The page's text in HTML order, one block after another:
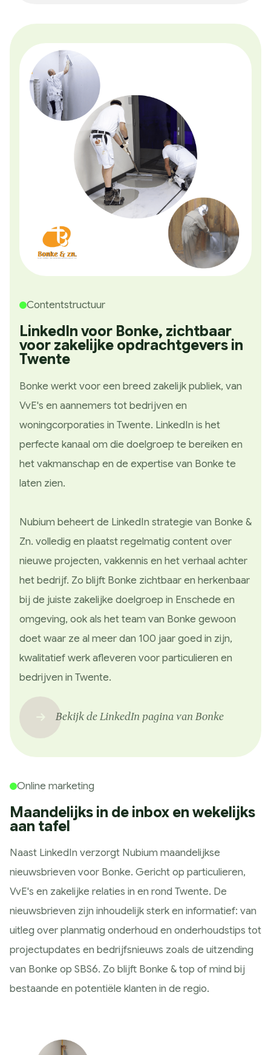
Contentstructuur
LinkedIn voor Bonke, zichtbaar
voor zakelijke opdrachtgevers in
Twente
Bonke werkt voor een breed zakelijk publiek, van
VvE's en aannemers tot bedrijven en
woningcorporaties in Twente. LinkedIn is het
perfecte kanaal om die doelgroep te bereiken en
het vakmanschap en de expertise van Bonke te
laten zien.
Nubium beheert de LinkedIn strategie van Bonke &
Zn. volledig en plaatst regelmatig content over
nieuwe projecten, vakkennis en het verhaal achter
het bedrijf. Zo blijft Bonke zichtbaar en herkenbaar
bij de juiste zakelijke doelgroep in Enschede en
omgeving, ook als het team van Bonke gewoon
doet waar ze al meer dan 100 jaar goed in zijn,
kwalitatief werk afleveren voor particulieren en
bedrijven in Twente.
Bekijk de LinkedIn pagina van Bonke
Online marketing
Maandelijks in de inbox en wekelijks
aan tafel
Naast LinkedIn verzorgt Nubium maandelijkse
nieuwsbrieven voor Bonke. Gericht op particulieren,
VvE's en zakelijke relaties in en rond Twente. De
nieuwsbrieven zijn inhoudelijk sterk en informatief: van
uitleg over planmatig onderhoud en onderhoudstips tot
projectupdates en bedrijfsnieuws zoals de uitzending
van Bonke op SBS6. Zo blijft Bonke & top of mind bij
bestaande en potentiële klanten in de regio.